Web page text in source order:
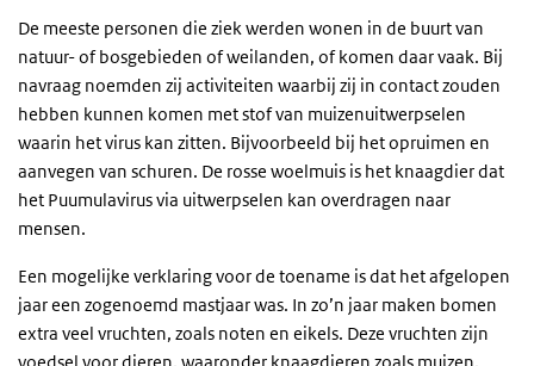
De meeste personen die ziek werden wonen in de buurt van
natuur- of bosgebieden of weilanden, of komen daar vaak. Bij
navraag noemden zij activiteiten waarbij zij in contact zouden
hebben kunnen komen met stof van muizenuitwerpselen
waarin het virus kan zitten. Bijvoorbeeld bij het opruimen en
aanvegen van schuren. De rosse woelmuis is het knaagdier dat
het Puumulavirus via uitwerpselen kan overdragen naar
mensen.
Een mogelijke verklaring voor de toename is dat het afgelopen
jaar een zogenoemd mastjaar was. In zo’n jaar maken bomen
extra veel vruchten, zoals noten en eikels. Deze vruchten zijn